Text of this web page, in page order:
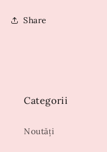
Share
Categorii
Noutăți